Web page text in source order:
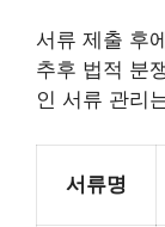
서류 제출 후
추후 법적 분
인 서류 관리
서류명